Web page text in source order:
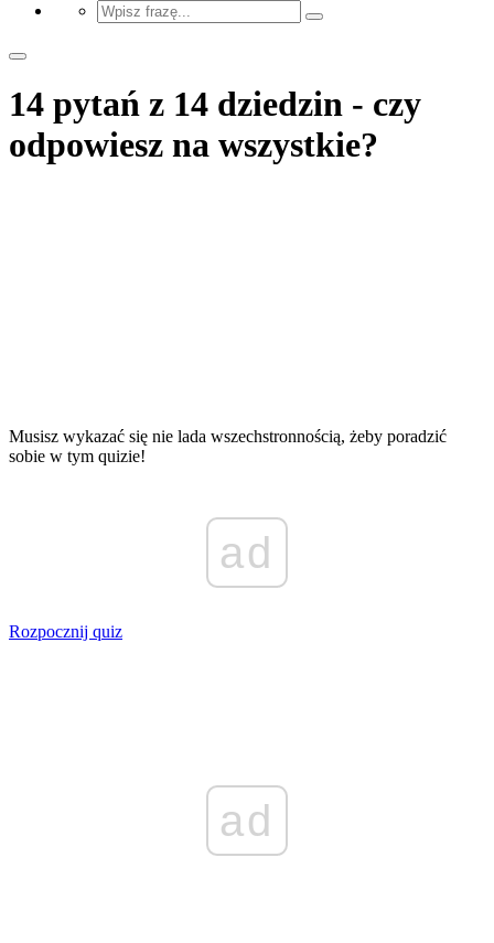
14 pytań z 14 dziedzin - czy
odpowiesz na wszystkie?
Musisz wykazać się nie lada wszechstronnością, żeby poradzić
sobie w tym quizie!
ad
Rozpocznij quiz
ad